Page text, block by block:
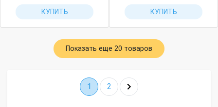
КУПИТЬ КУПИТЬ
Показать еще 20 товаров
1 2